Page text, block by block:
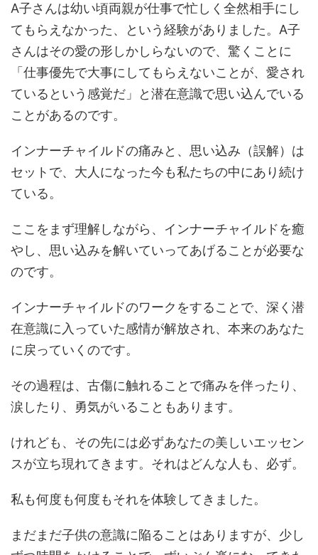
A子さんは幼い頃両親が仕事で忙しく全然相手にし
てもらえなかった、という経験がありました。A子
さんはその愛の形しかしらないので、驚くことに
「仕事優先で大事にしてもらえないことが、愛され
ているという感覚だ」と潜在意識で思い込んでいる
ことがあるのです。
インナーチャイルドの痛みと、思い込み（誤解）は
セットで、大人になった今も私たちの中にあり続け
ている。
ここをまず理解しながら、インナーチャイルドを癒
やし、思い込みを解いていってあげることが必要な
のです。
インナーチャイルドのワークをすることで、深く潜
在意識に入っていた感情が解放され、本来のあなた
に戻っていくのです。
その過程は、古傷に触れることで痛みを伴ったり、
涙したり、勇気がいることもあります。
けれども、その先には必ずあなたの美しいエッセン
スが立ち現れてきます。それはどんな人も、必ず。
私も何度も何度もそれを体験してきました。
まだまだ子供の意識に陥ることはありますが、少し